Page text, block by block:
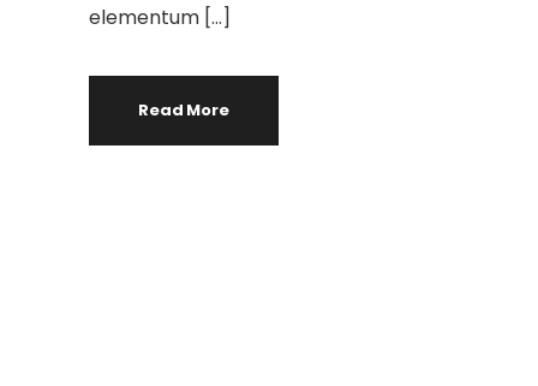
elementum […]
Read More